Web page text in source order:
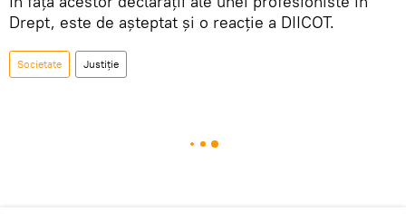
Drept, este de așteptat și o reacție a DIICOT.
Societate Justiție